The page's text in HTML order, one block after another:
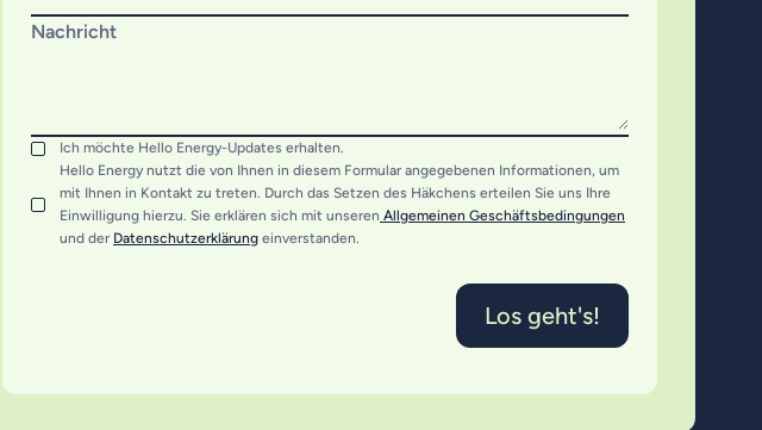
Nachricht
Ich möchte Hello Energy-Updates erhalten.
Hello Energy nutzt die von Ihnen in diesem Formular angegebenen Informationen, um
mit Ihnen in Kontakt zu treten. Durch das Setzen des Häkchens erteilen Sie uns Ihre
Einwilligung hierzu. Sie erklären sich mit unseren Allgemeinen Geschäftsbedingungen
und der Datenschutzerklärung einverstanden.